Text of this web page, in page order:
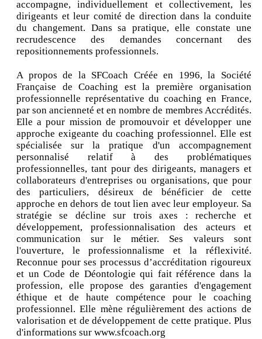
accompagne, individuellement et collectivement, les
dirigeants et leur comité de direction dans la conduite
du changement. Dans sa pratique, elle constate une
recrudescence des demandes concernant des
repositionnements professionnels.
A propos de la SFCoach Créée en 1996, la Société
Française de Coaching est la première organisation
professionnelle représentative du coaching en France,
par son ancienneté et en nombre de membres Accrédités.
Elle a pour mission de promouvoir et développer une
approche exigeante du coaching professionnel. Elle est
spécialisée sur la pratique d'un accompagnement
personnalisé relatif à des problématiques
professionnelles, tant pour des dirigeants, managers et
collaborateurs d'entreprises ou organisations, que pour
des particuliers, désireux de bénéficier de cette
approche en dehors de tout lien avec leur employeur. Sa
stratégie se décline sur trois axes : recherche et
développement, professionnalisation des acteurs et
communication sur le métier. Ses valeurs sont
l'ouverture, le professionnalisme et la réflexivité.
Reconnue pour ses processus d’accréditation rigoureux
et un Code de Déontologie qui fait référence dans la
profession, elle propose des garanties d'engagement
éthique et de haute compétence pour le coaching
professionnel. Elle mène régulièrement des actions de
valorisation et de développement de cette pratique. Plus
d'informations sur www.sfcoach.org